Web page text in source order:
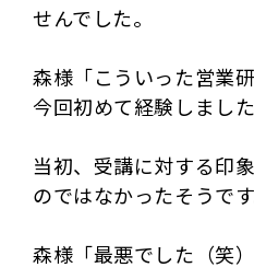
せんでした。
森様「こういった営業
今回初めて経験しました
当初、受講に対する印
のではなかったそうです
森様「最悪でした（笑）